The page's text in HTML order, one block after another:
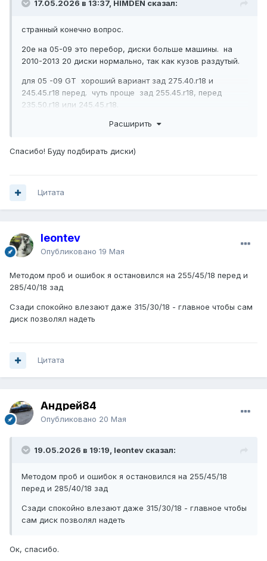
17.05.2026 в 13:37, HIMDEN сказал:
странный конечно вопрос.
20е на 05-09 это перебор, диски больше машины. на
2010-2013 20 диски нормально, так как кузов раздутый.
для 05 -09 GT хороший вариант зад 275.40.r18 и
245.45.r18 перед. чуть проще зад 255.45.r18, перед
235.50.r18 или 245.45.r18.
из больших дисков максимум R19.
Расширить
Спасибо! Буду подбирать диски)
Цитата
leontev
Опубликовано 19 Мая
Методом проб и ошибок я остановился на 255/45/18 перед и
285/40/18 зад
Сзади спокойно влезают даже 315/30/18 - главное чтобы сам
диск позволял надеть
Цитата
Андрей84
Опубликовано 20 Мая
19.05.2026 в 19:19, leontev сказал:
Методом проб и ошибок я остановился на 255/45/18
перед и 285/40/18 зад
Сзади спокойно влезают даже 315/30/18 - главное чтобы
сам диск позволял надеть
Ок, спасибо.